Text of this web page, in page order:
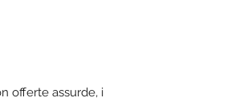
offerte assurde, i